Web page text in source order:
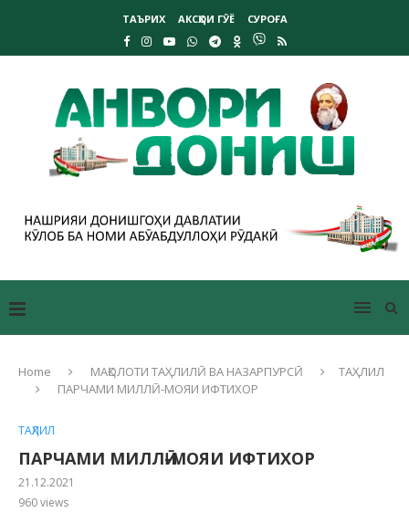
ТАЪРИХ АКСҲОИ ГӮЁ СУРОҒА
Home МАҚОЛОТИ ТАҲЛИЛӢ ВА НАЗАРПУРСӢ
ТАҲЛИЛ
ПАРЧАМИ МИЛЛӢ-МОЯИ ИФТИХОР
ТАҲЛИЛ
ПАРЧАМИ МИЛЛӢ-МОЯИ ИФТИХОР
21.12.2021
960views